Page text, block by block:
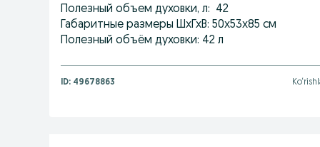
Полезный объем духовки, л: 42
Габаритные размеры ШхГхВ: 50х53х85 см
Полезный объём духовки: 42 л
ID: 49678863